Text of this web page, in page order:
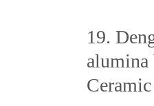
19.
alumina